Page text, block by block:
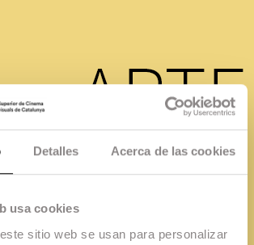
Detalles Acerca de las cookies
usa cookies
sitio web se usan para personalizar